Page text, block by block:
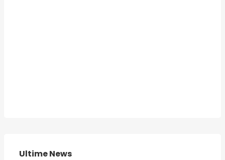
Ultime News